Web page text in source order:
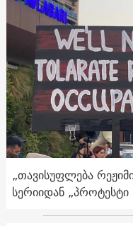
„თავისუფლება
სერიიდან